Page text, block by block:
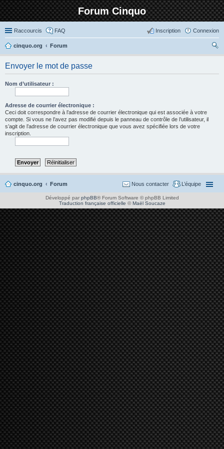
Forum Cinquo
Raccourcis FAQ Connexion
Inscription
cinquo.org
Forum
Envoyer le mot de passe
Nom d’utilisateur :
Adresse de courrier électronique :
Ceci doit correspondre à l’adresse de courrier électronique qui est associée à votre
compte. Si vous ne l’avez pas modifié depuis le panneau de contrôle de l’utilisateur, il
s’agit de l’adresse de courrier électronique que vous avez spécifiée lors de votre
inscription.
cinquo.org Forum L’équipe
Nous contacter
Développé par phpBB® Forum Software © phpBB Limited
Traduction française officielle ©Maël Soucaze